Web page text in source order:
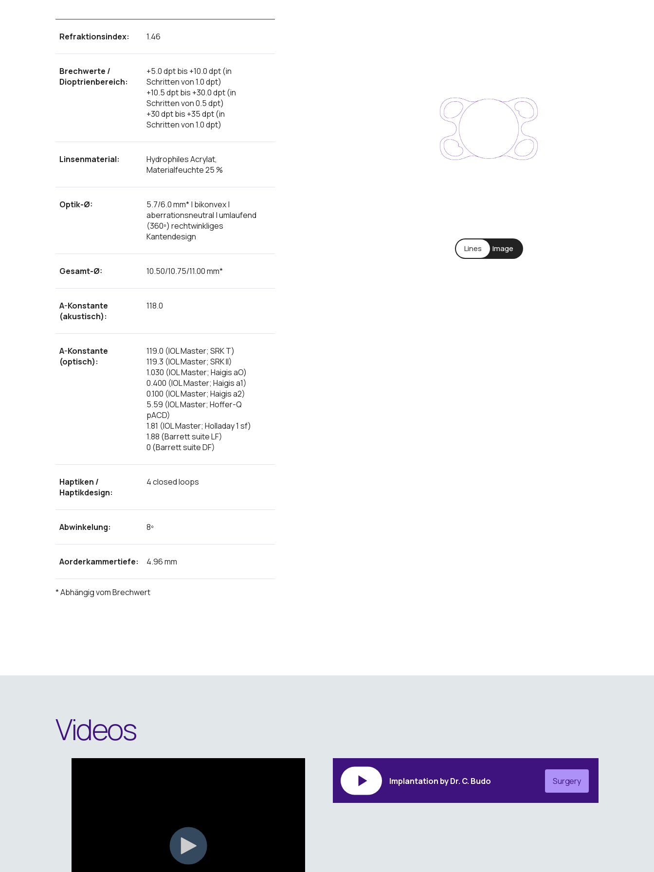
Refraktionsindex: 1.46
Brechwerte /
Dioptrienbereich:
+5.0 dpt bis +10.0 dpt (in
Schritten von 1.0 dpt)
+10.5 dpt bis +30.0 dpt (in
Schritten von 0.5 dpt)
+30 dpt bis +35 dpt (in
Schritten von 1.0 dpt)
Linsenmaterial:
Hydrophiles Acrylat,
Materialfeuchte 25 %
Optik-Ø:
5.7/6.0 mm* | bikonvex |
aberrationsneutral | umlaufend
(360º) rechtwinkliges
Kantendesign
Gesamt-Ø: 10.50/10.75/11.00 mm*
A-Konstante
(akustisch):
118.0
A-Konstante
(optisch):
119.0 (IOL Master; SRK T)
119.3 (IOL Master; SRK II)
1.030 (IOL Master; Haigis aO)
0.400 (IOL Master; Haigis a1)
0.100 (IOL Master; Haigis a2)
5.59 (IOL Master; Hoffer-Q
pACD)
1.81 (IOL Master; Holladay 1 sf)
1.88 (Barrett suite LF)
0 (Barrett suite DF)
Haptiken /
Haptikdesign:
4 closed loops
Abwinkelung: 8º
Aorderkammertiefe: 4.96 mm
* Abhängig vom Brechwert
Videos
Implantation by Dr. C. Budo Surgery